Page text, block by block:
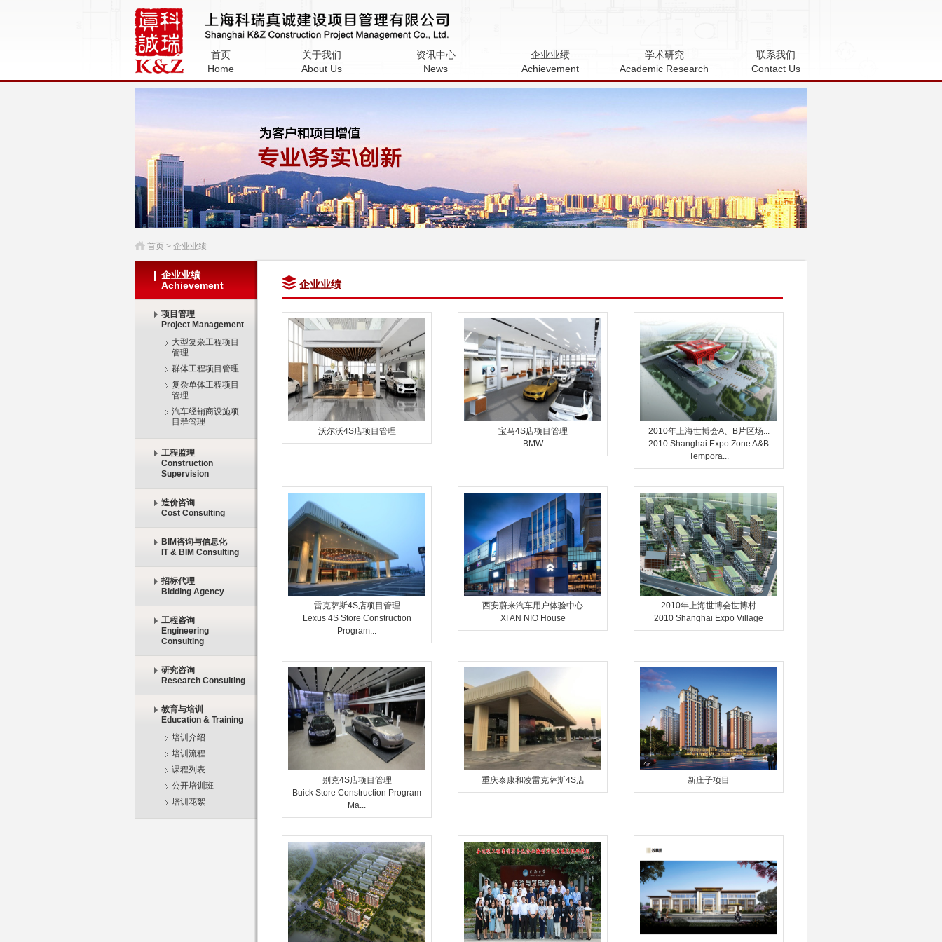
上海科瑞真诚建设项目管理有限公
司
首页
Home
关于我们
About Us
资讯中心
News
企业业绩
Achievement
学术研究
Academic Research
联系我们
Contact Us
首页 > 企业业绩
企业业绩
Achievement
项目管理
Project Management
大型复杂工程项目
管理
群体工程项目管理
复杂单体工程项目
管理
汽车经销商设施项
目群管理
工程监理
Construction
Supervision
造价咨询
Cost Consulting
BIM咨询与信息化
IT & BIM Consulting
招标代理
Bidding Agency
工程咨询
Engineering
Consulting
研究咨询
Research Consulting
教育与培训
Education & Training
培训介绍
培训流程
课程列表
公开培训班
培训花絮
企业业绩
沃尔沃4S店项目管理
宝马4S店项目管理
BMW
2010年上海世博会A、B片区场...
2010 Shanghai Expo Zone A&B
Tempora...
雷克萨斯4S店项目管理
Lexus 4S Store Construction
Program...
西安蔚来汽车用户体验中心
XI AN NIO House
2010年上海世博会世博村
2010 Shanghai Expo Village
别克4S店项目管理
Buick Store Construction Program
Ma...
重庆泰康和凌雷克萨斯4S店 新庄子项目